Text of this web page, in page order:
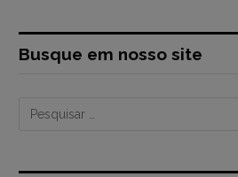
Busque em nosso site